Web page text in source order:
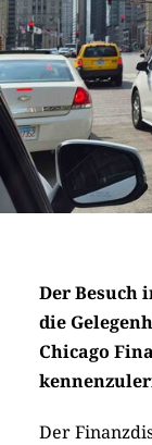
Der Besuch
die
Chicago
Der